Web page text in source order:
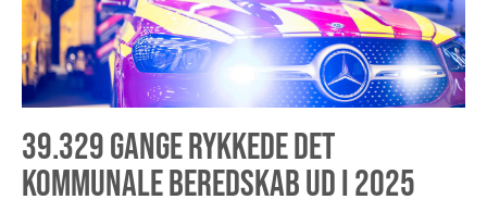
39.329 GANGE RYKKEDE DET
KOMMUNALE BEREDSKAB UD I 2025